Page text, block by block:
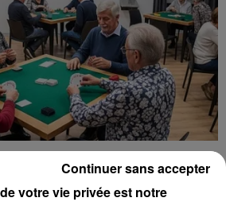
DE BELOTE
à 14h30 au Gidéum de Gidy
belote de l'association Les
votre vie privée est notre
Continuer sans accepter